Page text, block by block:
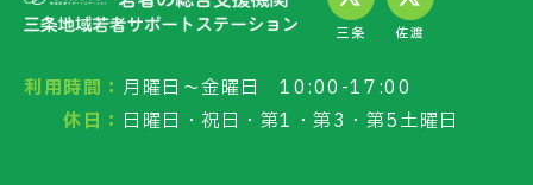
三条 佐渡
利用時間： 月曜日～金曜日 10:00-17:00
休日： 日曜日・祝日・第1・第3・第5土曜日